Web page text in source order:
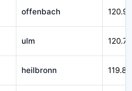
offenbach
ulm
heilbronn